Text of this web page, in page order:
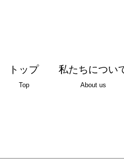
トップ
Top
私たちについ
About us